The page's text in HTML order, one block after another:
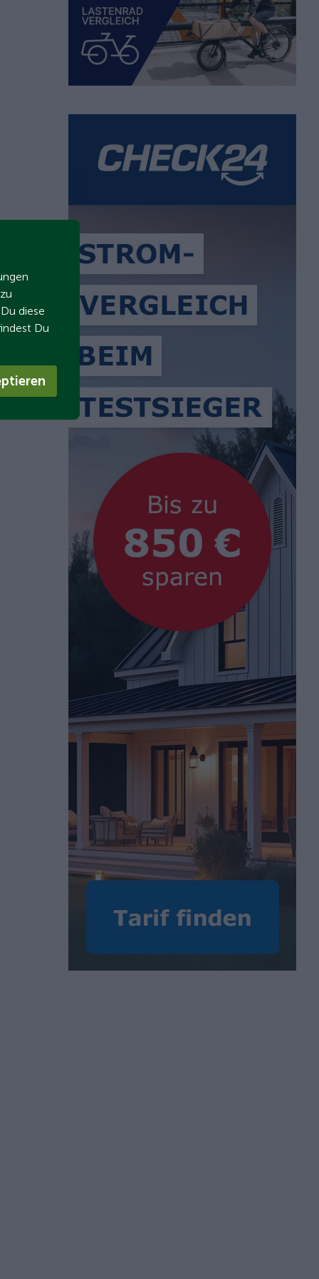
diese
Du